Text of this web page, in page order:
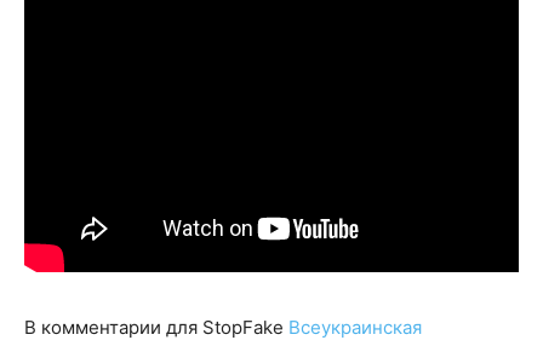
В комментарии для StopFake Всеукраинская